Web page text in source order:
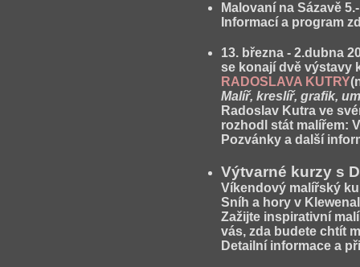
Malovaní na Sázavě
Informací a program
13. března - 2.dubna
se konají dvě výstavy
RADOSLAVA KUTRY
Malíř, kreslíř, grafik,
Radoslav Kutra ve
rozhodl stát malířem:
Pozvánky a další
Výtvarné kurzy s
Víkendový malířský
Sníh a hory v
Zažijte inspirativní
vás, zda budete chtít
Detailní informace a